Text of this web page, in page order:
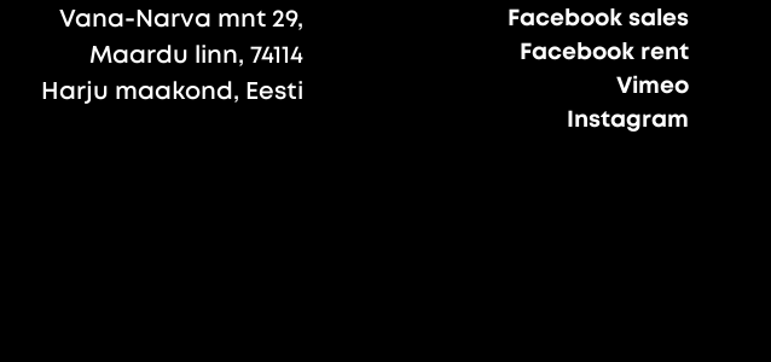
Vana-Narva mnt 29,
Maardu linn, 74114
Harju maakond, Eesti
Facebook sales
Facebook rent
Vimeo
Instagram